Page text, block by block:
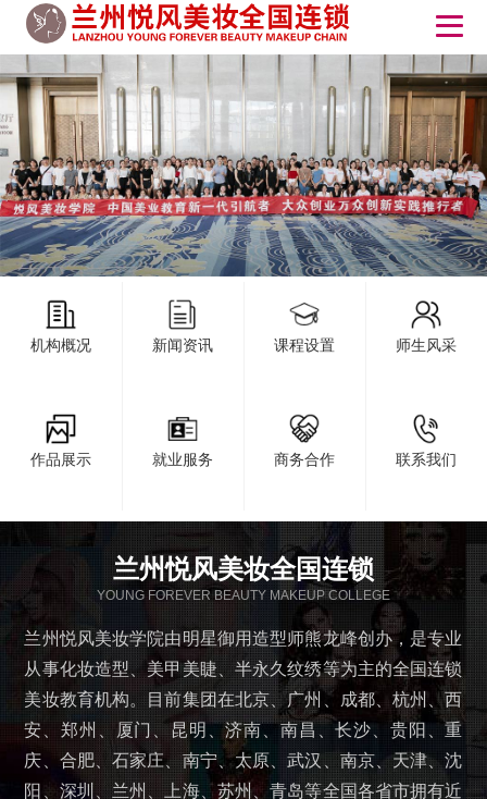
机构概况 新闻资讯 课程设置 师生风采
作品展示 就业服务 商务合作 联系我们
兰州悦风美妆全国连锁
YOUNG FOREVER BEAUTY MAKEUP COLLEGE
兰州悦风美妆学院由明星御用造型师熊龙峰创办，是专业
从事化妆造型、美甲美睫、半永久纹绣等为主的全国连锁
美妆教育机构。目前集团在北京、广州、成都、杭州、西
安、郑州、厦门、昆明、济南、南昌、长沙、贵阳、重
庆、合肥、石家庄、南宁、太原、武汉、南京、天津、沈
阳、深圳、兰州、上海、苏州、青岛等全国各省市拥有近